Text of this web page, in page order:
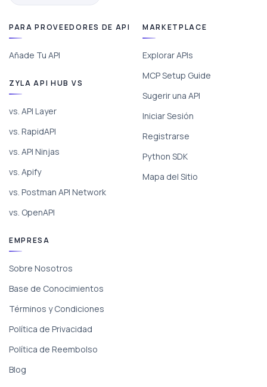
PARA PROVEEDORES DE API
Añade Tu API
ZYLA API HUB VS
vs. API Layer
vs. RapidAPI
vs. API Ninjas
vs. Apify
vs. Postman API Network
vs. OpenAPI
MARKETPLACE
Explorar APIs
MCP Setup Guide
Sugerir una API
Iniciar Sesión
Registrarse
Python SDK
Mapa del Sitio
EMPRESA
Sobre Nosotros
Base de Conocimientos
Términos y Condiciones
Política de Privacidad
Política de Reembolso
Blog